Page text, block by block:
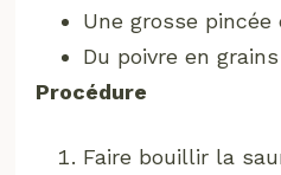
Une grosse
Du poivre en
Procédure
Faire bouillir la